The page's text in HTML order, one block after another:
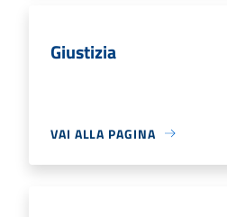
Giustizia
VAI ALLA PAGINA